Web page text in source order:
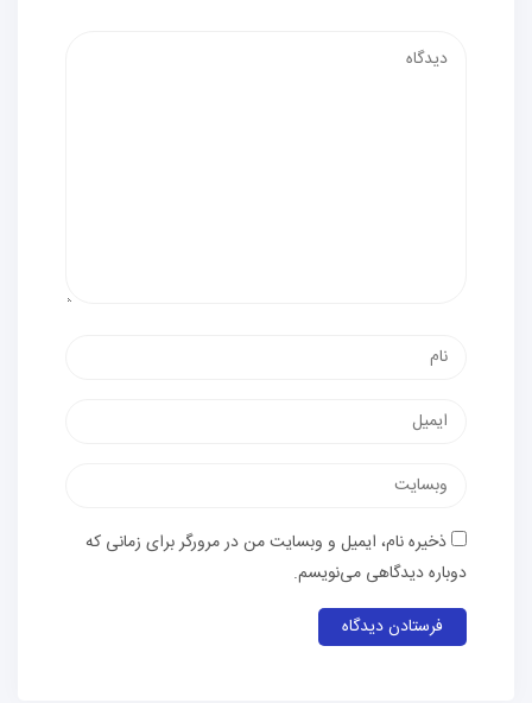
ذخیره نام، ایمیل و وبسایت من در مرورگر برای زمانی که
دوباره دیدگاهی می‌نویسم.